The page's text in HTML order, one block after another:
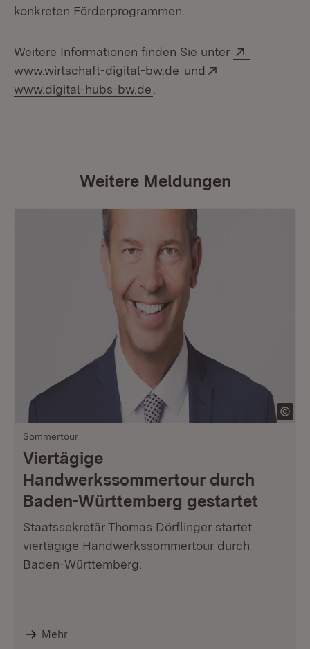
konkreten Förderprogrammen.
Weitere Informationen finden Sie unter
www.wirtschaft-digital-bw.de (Öffnet in neuem
und
www.digital-hubs-bw.de
Weitere Meldungen
Sommertour
Viertägige
Handwerkssommertour durch
Baden-Württemberg gestartet
Staatssekretär Thomas Dörflinger startet
viertägige Handwerkssommertour durch
Baden-Württemberg.
Mehr